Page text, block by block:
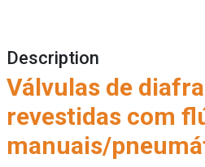
Description
Válvulas de
revestidas com
manuais/